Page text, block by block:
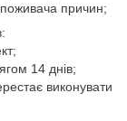
причин;
14 днів;
виконувати